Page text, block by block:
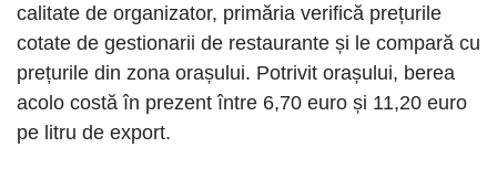
calitate de organizator, primăria verifică prețurile
cotate de gestionarii de restaurante și le compară cu
prețurile din zona orașului. Potrivit orașului, berea
acolo costă în prezent între 6,70 euro și 11,20 euro
pe litru de export.